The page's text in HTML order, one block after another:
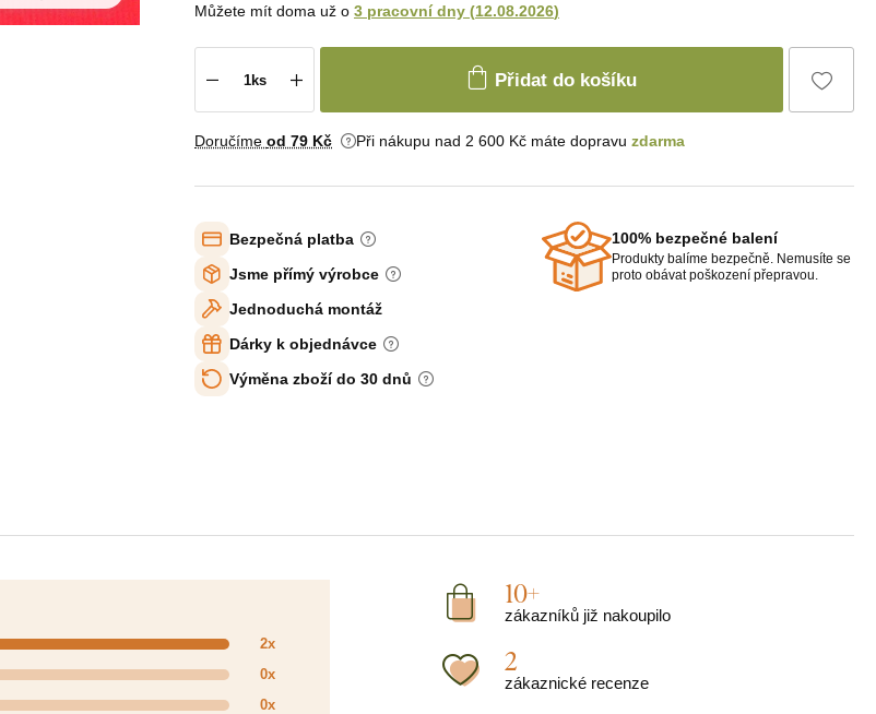
Můžete mít doma už o 3 pracovní dny (12.08.2026)
Přidat do košíku
Doručíme od 79 Kč Při nákupu nad 2 600 Kč máte dopravu zdarma
Bezpečná platba
Jsme přímý výrobce
Jednoduchá montáž
Dárky k objednávce
Výměna zboží do 30 dnů
100% bezpečné balení
Produkty balíme bezpečně. Nemusíte se
proto obávat poškození přepravou.
0x
0x
2x
10+
zákazníků již nakoupilo
2
zákaznické recenze